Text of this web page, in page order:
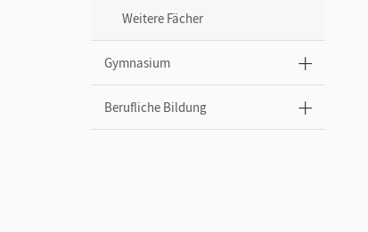
Weitere Fächer
Gymnasium
Berufliche Bildung